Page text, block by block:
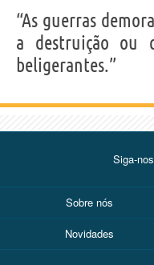
“As guerras
a destruição ou
beligerantes.”
Siga-
Sobre nós
Novidades